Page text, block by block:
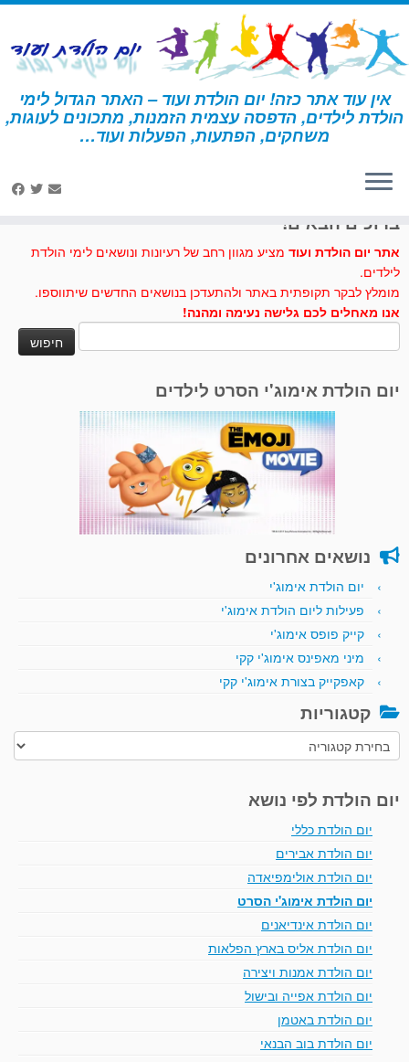
דלג
לתוכן
אין עוד אתר כזה! יום הולדת ועוד – האתר הגדול לימי
הולדת לילדים, הדפסה עצמית הזמנות, מתכונים לעוגות,
משחקים, הפתעות, הפעלות ועוד… דף הבית » עוגיות
ברוכים הבאים!
אתר יום הולדת ועוד מציע מגוון רחב של רעיונות ונושאים לימי הולדת
לילדים.
מומלץ לבקר תקופתית באתר ולהתעדכן בנושאים החדשים שיתווספו.
אנו מאחלים לכם גלישה נעימה ומהנה!
יום הולדת אימוג'י הסרט לילדים
נושאים אחרונים
יום הולדת אימוג'י
פעילות ליום הולדת אימוג'י
קייק פופס אימוג'י
מיני מאפינס אימוג'י קקי
קאפקייק בצורת אימוג'י קקי
קטגוריות
קטגוריות
יום הולדת לפי נושא
יום הולדת כללי
יום הולדת אבירים
יום הולדת אולימפיאדה
יום הולדת אימוג'י הסרט
יום הולדת אינדיאנים
יום הולדת אליס בארץ הפלאות
יום הולדת אמנות ויצירה
יום הולדת אפייה ובישול
יום הולדת באטמן
יום הולדת בוב הבנאי